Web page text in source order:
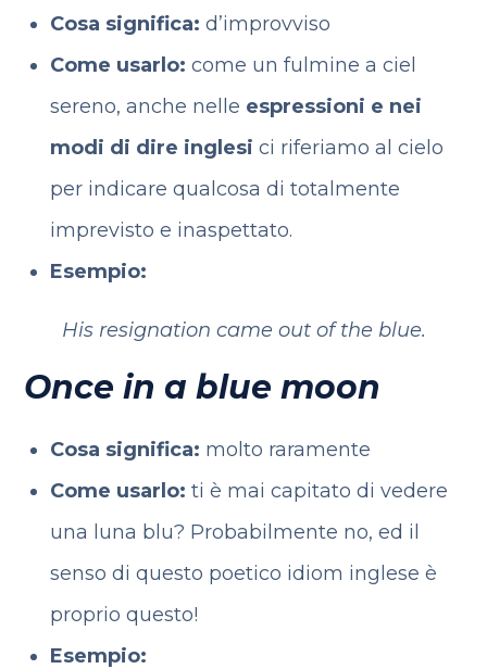
Cosa significa: d’improvviso
Come usarlo: come un fulmine a ciel
sereno, anche nelle espressioni e nei
modi di dire inglesi ci riferiamo al cielo
per indicare qualcosa di totalmente
imprevisto e inaspettato.
Esempio:
His resignation came out of the blue.
Once in a blue moon
Cosa significa: molto raramente
Come usarlo: ti è mai capitato di vedere
una luna blu? Probabilmente no, ed il
senso di questo poetico idiom inglese è
proprio questo!
Esempio: